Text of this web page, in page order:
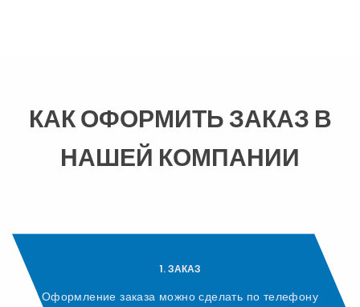
КАК ОФОРМИТЬ ЗАКАЗ В
НАШЕЙ КОМПАНИИ
1. ЗАКАЗ
Оформление заказа можно сделать по телефону